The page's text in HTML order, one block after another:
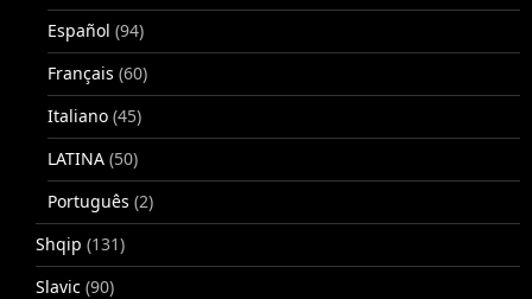
Español (94)
Français (60)
Italiano (45)
LATINA (50)
Português (2)
Shqip (131)
Slavic (90)